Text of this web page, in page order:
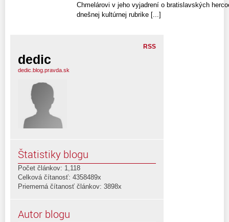
Chmelárovi v jeho vyjadrení o bratislavských
dnešnej kultúrnej rubrike [...]
RSS
dedic
dedic.blog.pravda.sk
Štatistiky blogu
Počet článkov: 1,118
Celková čítanosť: 4358489x
Priemerná čítanosť článkov: 3898x
Autor blogu